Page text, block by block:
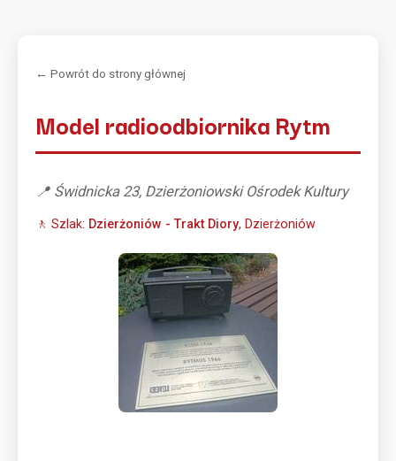
← Powrót do strony głównej
Model radioodbiornika Rytm
📍 Świdnicka 23, Dzierżoniowski Ośrodek Kultury
🚶 Szlak: Dzierżoniów - Trakt Diory, Dzierżoniów